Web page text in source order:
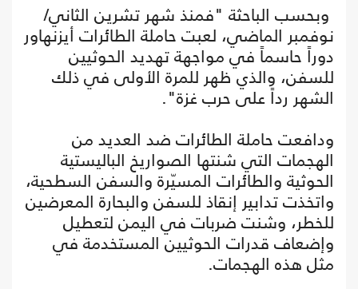
وبحسب الباحثة "فمنذ شهر تشرين الثاني/
نوفمبر الماضي، لعبت حاملة الطائرات أيزنهاور
دوراً حاسماً في مواجهة تهديد الحوثيين
للسفن، والذي ظهر للمرة الأولى في ذلك
الشهر رداً على حرب غزة".
ودافعت حاملة الطائرات ضد العديد من
الهجمات التي شنتها الصواريخ الباليستية
الحوثية والطائرات المسيّرة والسفن السطحية،
واتخذت تدابير إنقاذ للسفن والبحارة المعرضين
للخطر، وشنت ضربات في اليمن لتعطيل
وإضعاف قدرات الحوثيين المستخدمة في
مثل هذه الهجمات.